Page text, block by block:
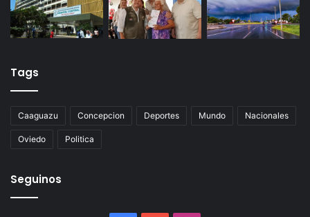
Tags
Caaguazu Concepcion Deportes Mundo Nacionales
Oviedo Politica
Seguinos